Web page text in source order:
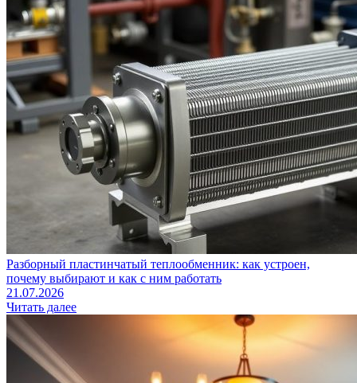
Разборный пластинчатый теплообменник: как устроен,
почему выбирают и как с ним работать
21.07.2026
Читать далее